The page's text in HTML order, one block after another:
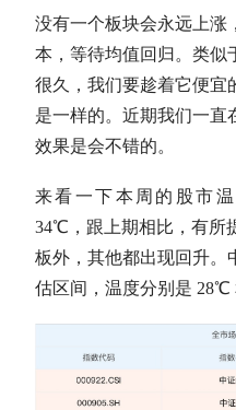
没有一个板块会永远上涨
本，等待均值回归。类似
很久，我们要趁着它便宜
是一样的。近期我们一直
效果是会不错的。
来看一下本周的股市温
34℃，跟上期相比，有所
板外，其他都出现回升。
估区间，温度分别是 28℃